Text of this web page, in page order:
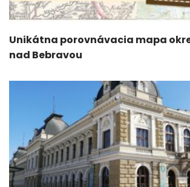
Unikátna porovnávacia mapa
nad Bebravou